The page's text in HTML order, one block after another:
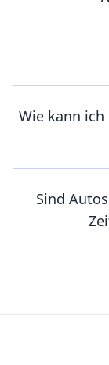
Wie kann
Sind